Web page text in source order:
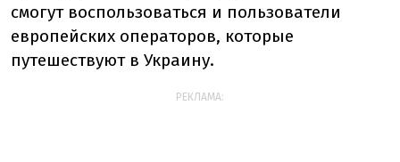
смогут воспользоваться и пользователи
европейских операторов, которые
путешествуют в Украину.
РЕКЛАМА: